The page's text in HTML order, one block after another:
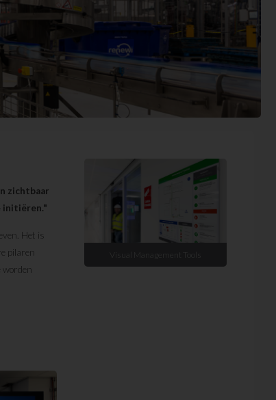
zichtbaar
initiëren."
Het is
pilaren
worden
Visual Management Tools